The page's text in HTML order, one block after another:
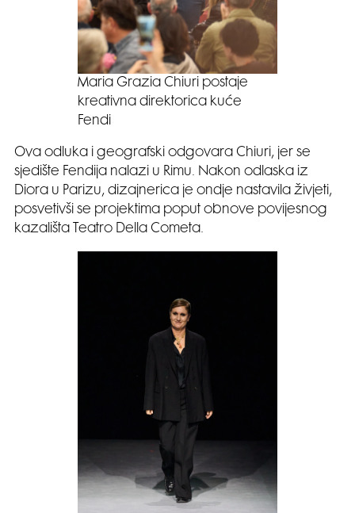
Maria Grazia Chiuri postaje
kreativna direktorica kuće
Fendi
Ova odluka i geografski odgovara Chiuri, jer se
sjedište Fendija nalazi u Rimu. Nakon odlaska iz
Diora u Parizu, dizajnerica je ondje nastavila živjeti,
posvetivši se projektima poput obnove povijesnog
kazališta Teatro Della Cometa.